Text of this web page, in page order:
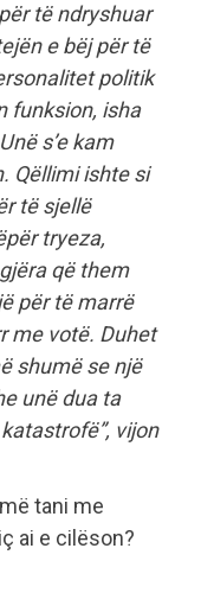
të ndryshuar
e bëj për të
politik
funksion, isha
s’e kam
Qëllimi ishte si
të sjellë
tryeza,
që them
për të marrë
me votë. Duhet
shumë se një
unë dua ta
katastrofë”, vijon
tani me
ai e cilëson?